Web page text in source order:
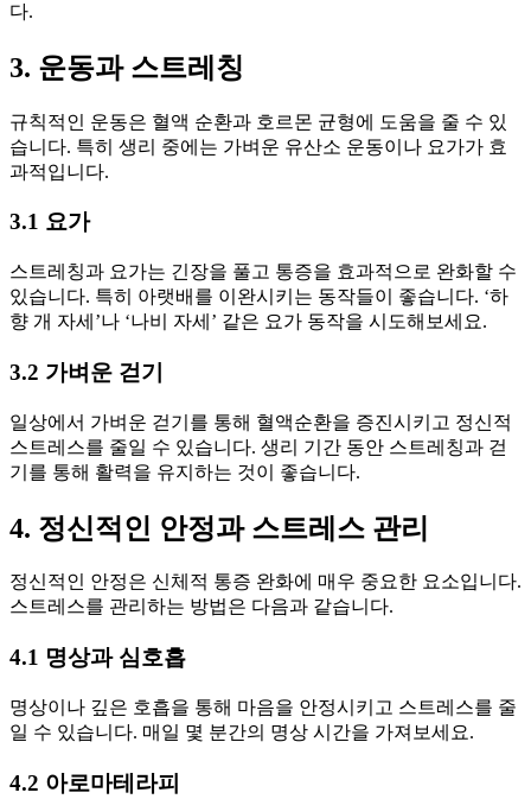
다.
3. 운동과 스트레칭
규칙적인 운동은 혈액 순환과 호르몬 균형에 도움을 줄 수 있
습니다. 특히 생리 중에는 가벼운 유산소 운동이나 요가가 효
과적입니다.
3.1 요가
스트레칭과 요가는 긴장을 풀고 통증을 효과적으로 완화할 수
있습니다. 특히 아랫배를 이완시키는 동작들이 좋습니다. ‘하
향 개 자세’나 ‘나비 자세’ 같은 요가 동작을 시도해보세요.
3.2 가벼운 걷기
일상에서 가벼운 걷기를 통해 혈액순환을 증진시키고 정신적
스트레스를 줄일 수 있습니다. 생리 기간 동안 스트레칭과 걷
기를 통해 활력을 유지하는 것이 좋습니다.
4. 정신적인 안정과 스트레스 관리
정신적인 안정은 신체적 통증 완화에 매우 중요한 요소입니다.
스트레스를 관리하는 방법은 다음과 같습니다.
4.1 명상과 심호흡
명상이나 깊은 호흡을 통해 마음을 안정시키고 스트레스를 줄
일 수 있습니다. 매일 몇 분간의 명상 시간을 가져보세요.
4.2 아로마테라피